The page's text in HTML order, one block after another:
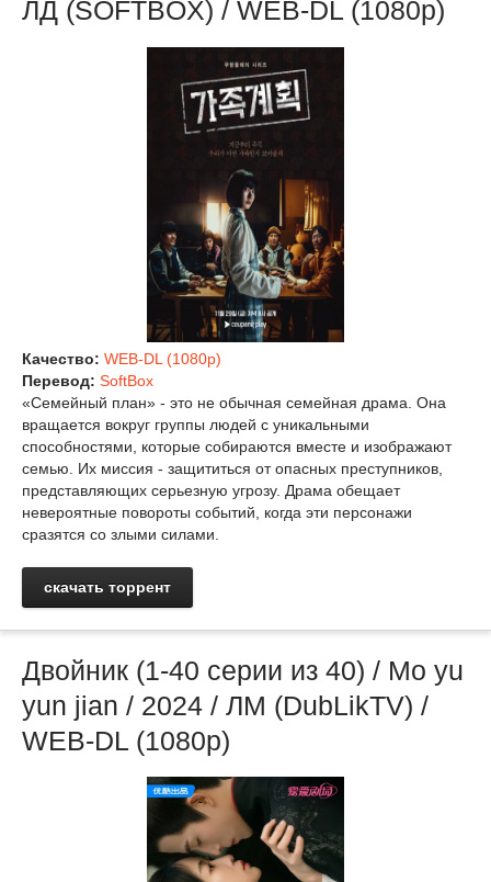
ЛД (SOFTBOX) / WEB-DL (1080p)
Качество: WEB-DL (1080p)
Перевод: SoftBox
«Семейный план» - это не обычная семейная драма. Она
вращается вокруг группы людей с уникальными
способностями, которые собираются вместе и изображают
семью. Их миссия - защититься от опасных преступников,
представляющих серьезную угрозу. Драма обещает
невероятные повороты событий, когда эти персонажи
сразятся со злыми силами.
скачать торрент
Двойник (1-40 серии из 40) / Mo yu
yun jian / 2024 / ЛМ (DubLikTV) /
WEB-DL (1080p)